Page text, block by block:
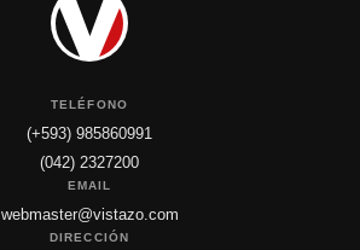
TELÉFONO
(+593) 985860991
(042) 2327200
EMAIL
webmaster@vistazo.com
DIRECCIÓN